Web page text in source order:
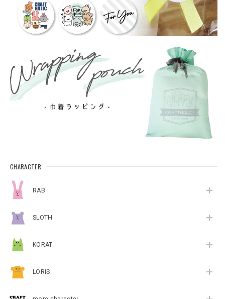
CHARACTER
RAB
SLOTH
KORAT
LORIS